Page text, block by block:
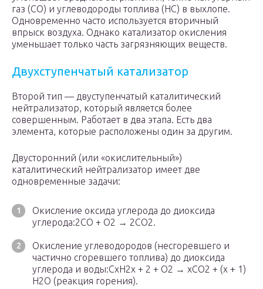
газ (CO) и углеводороды топлива (HC) в выхлопе.
Одновременно часто используется вторичный
впрыск воздуха. Однако катализатор окисления
уменьшает только часть загрязняющих веществ.
Двухступенчатый катализатор
Второй тип — двуступенчатый каталитический
нейтрализатор, который является более
совершенным. Работает в два этапа. Есть два
элемента, которые расположены один за другим.
Двусторонний (или «окислительный»)
каталитический нейтрализатор имеет две
одновременные задачи:
Окисление оксида углерода до диоксида
углерода:2CO + O2 → 2CO2.
Окисление углеводородов (несгоревшего и
частично сгоревшего топлива) до диоксида
углерода и воды:CxH2x + 2 + O2 → xCO2 + (x + 1)
H2O (реакция горения).